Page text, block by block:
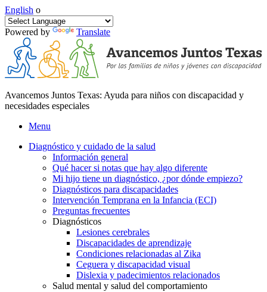
English o
Powered by Translate
Avancemos Juntos Texas: Ayuda para niños con discapacidad y
necesidades especiales
Menu
Diagnóstico y cuidado de la salud
Información general
Qué hacer si notas que hay algo diferente
Mi hijo tiene un diagnóstico, ¿por dónde empiezo?
Diagnósticos para discapacidades
Intervención Temprana en la Infancia (ECI)
Preguntas frecuentes
Diagnósticos
Lesiones cerebrales
Discapacidades de aprendizaje
Condiciones relacionadas al Zika
Ceguera y discapacidad visual
Dislexia y padecimientos relacionados
Salud mental y salud del comportamiento